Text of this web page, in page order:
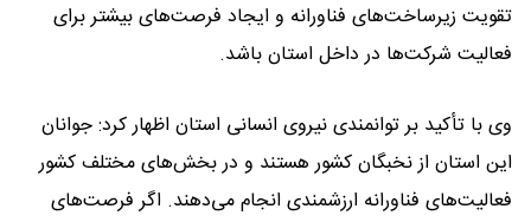
تقویت زیرساخت‌های فناورانه و ایجاد فرصت‌های بیشتر برای
فعالیت شرکت‌ها در داخل استان باشد.
وی با تأکید بر توانمندی نیروی انسانی استان اظهار کرد: جوانان
این استان از نخبگان کشور هستند و در بخش‌های مختلف کشور
فعالیت‌های فناورانه ارزشمندی انجام می‌دهند. اگر فرصت‌های